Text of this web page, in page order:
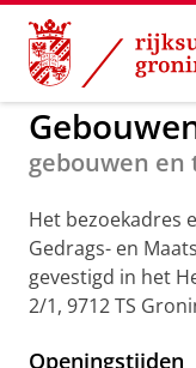
Skip
Content
Skip
Navigation
GMW
gebouwen en
Het bezoekadres
Gedrags- en
gevestigd in het
2/1, 9712 TS
Openingstijden